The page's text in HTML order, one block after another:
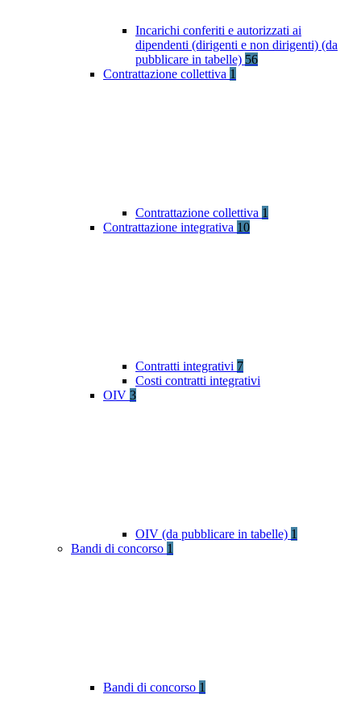
Incarichi conferiti e autorizzati ai
dipendenti (dirigenti e non dirigenti) (da
pubblicare in tabelle) 56
Contrattazione collettiva 1
Contrattazione collettiva 1
Contrattazione integrativa 10
Contratti integrativi 7
Costi contratti integrativi
OIV 3
OIV (da pubblicare in tabelle) 1
Bandi di concorso 1
Bandi di concorso 1